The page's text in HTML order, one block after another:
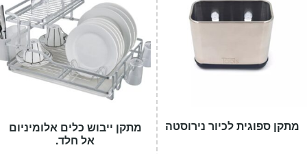
מתקן ייבוש כלים אלומיניום
אל חלד.
מתקן ספוגית לכיור נירוסטה